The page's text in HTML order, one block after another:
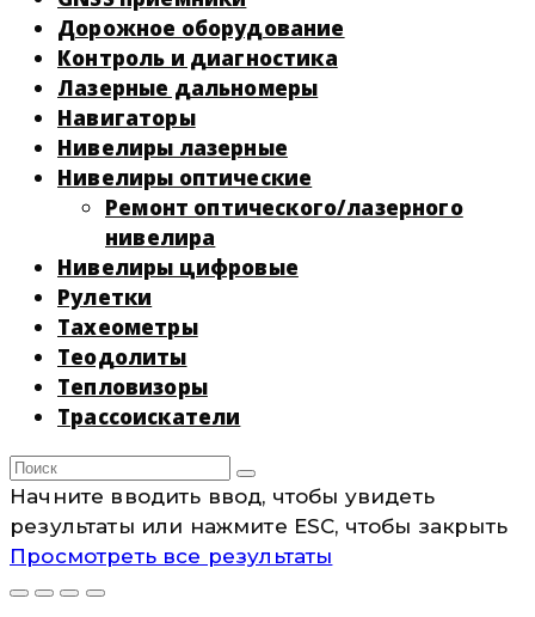
Дорожное оборудование
Контроль и диагностика
Лазерные дальномеры
Навигаторы
Нивелиры лазерные
Нивелиры оптические
Ремонт оптического/лазерного
нивелира
Нивелиры цифровые
Рулетки
Тахеометры
Теодолиты
Тепловизоры
Трассоискатели
Начните вводить ввод, чтобы увидеть
результаты или нажмите ESC, чтобы закрыть
Просмотреть все результаты